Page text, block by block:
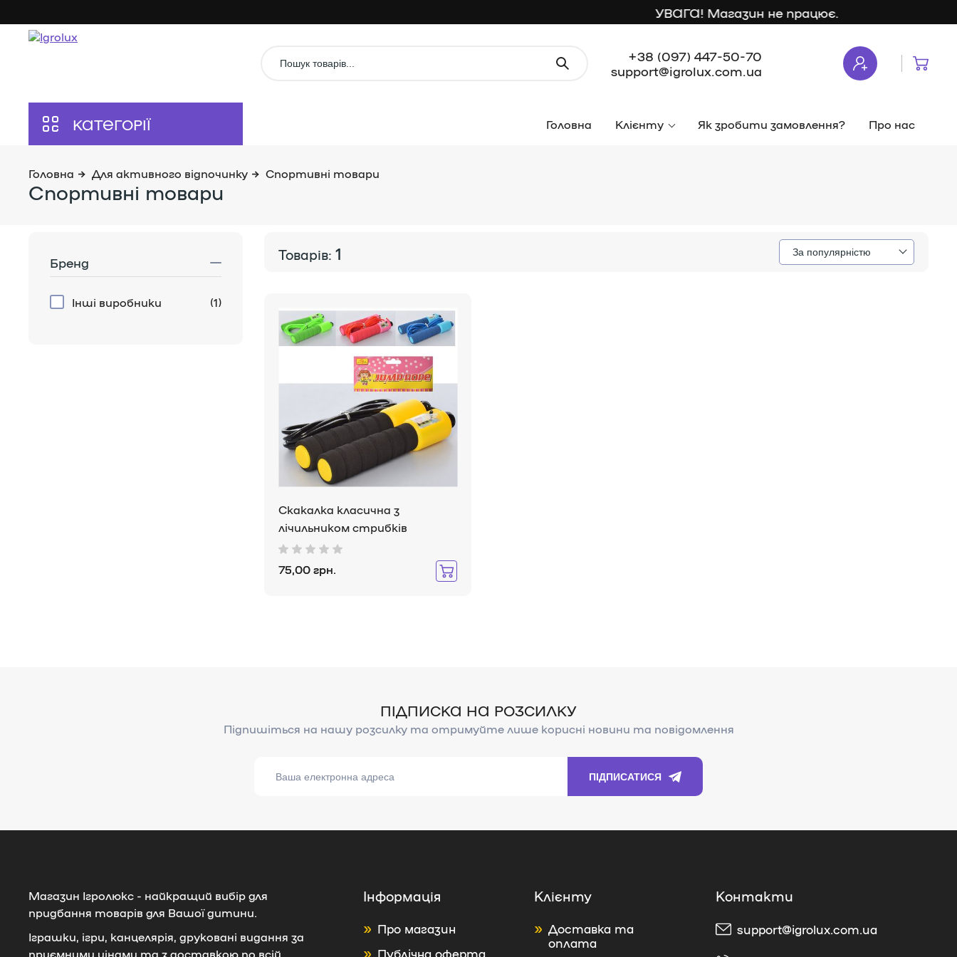
УВАГА! Магазин не працює.
+38 (097) 447-50-70
support@igrolux.com.ua
Клієнту Як зробити замовлення? Про нас
Для активного відпочинку Спортивні товари
Спортивні товари
1
Скакалка класична з
лічильником стрибків
75,00 грн.
Бренд
Інші виробники (1)
Магазин Ігролюкс - найкращий вибір для
придбання товарів для Вашої дитини.
Іграшки, ігри, канцелярія, друковані видання за
приємними цінами та з доставкою по всій
Інформація
Про магазин
Публічна оферта
Клієнту
Доставка та
оплата
support@igrolux.com.ua